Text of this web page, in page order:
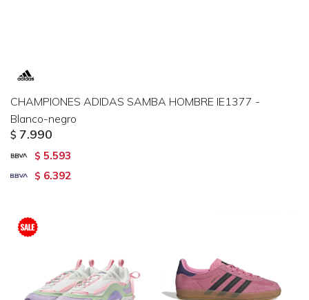
CHAMPIONES ADIDAS SAMBA HOMBRE IE1377 -
Blanco-negro
$ 7.990
$ 5.593
$ 6.392